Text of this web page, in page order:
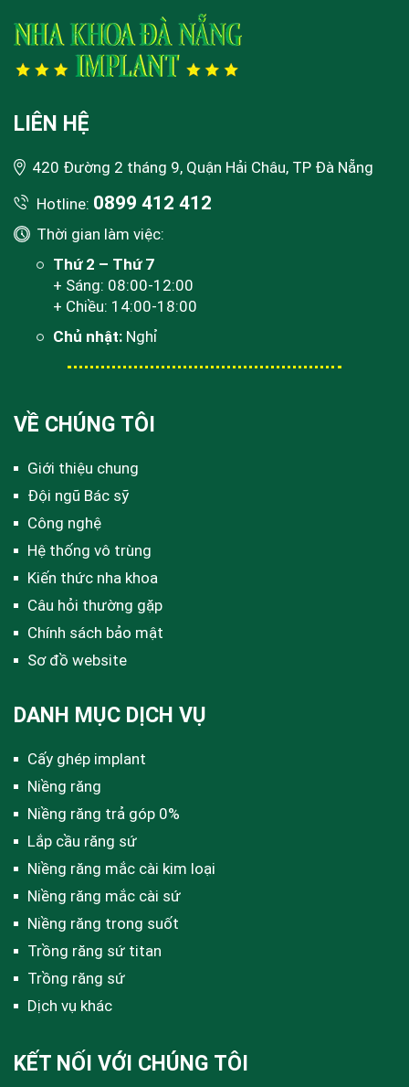
LIÊN HỆ
420 Đường 2 tháng 9, Quận Hải Châu, TP Đà Nẵng
Hotline: 0899 412 412
Thời gian làm việc:
Thứ 2 – Thứ 7
+ Sáng: 08:00-12:00
+ Chiều: 14:00-18:00
Chủ nhật: Nghỉ
VỀ CHÚNG TÔI
Giới thiệu chung
Đội ngũ Bác sỹ
Công nghệ
Hệ thống vô trùng
Kiến thức nha khoa
Câu hỏi thường gặp
Chính sách bảo mật
Sơ đồ website
DANH MỤC DỊCH VỤ
Cấy ghép implant
Niềng răng
Niềng răng trả góp 0%
Lắp cầu răng sứ
Niềng răng mắc cài kim loại
Niềng răng mắc cài sứ
Niềng răng trong suốt
Trồng răng sứ titan
Trồng răng sứ
Dịch vụ khác
KẾT NỐI VỚI CHÚNG TÔI